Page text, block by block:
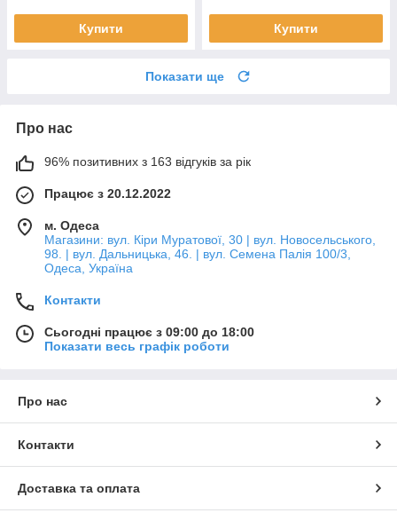
Купити Купити
Показати ще
Про нас
96% позитивних з 163 відгуків за рік
Працює з 20.12.2022
м. Одеса
Магазини: вул. Кіри Муратової, 30 | вул. Новосельського,
98. | вул. Дальницька, 46. | вул. Семена Палія 100/3,
Одеса, Україна
Контакти
Сьогодні працює з 09:00 до 18:00
Показати весь графік роботи
Про нас
Контакти
Доставка та оплата